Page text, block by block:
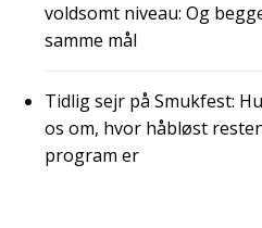
voldsomt niveau: Og
samme mål
Tidlig sejr på Smukfest:
os om, hvor håbløst
program er